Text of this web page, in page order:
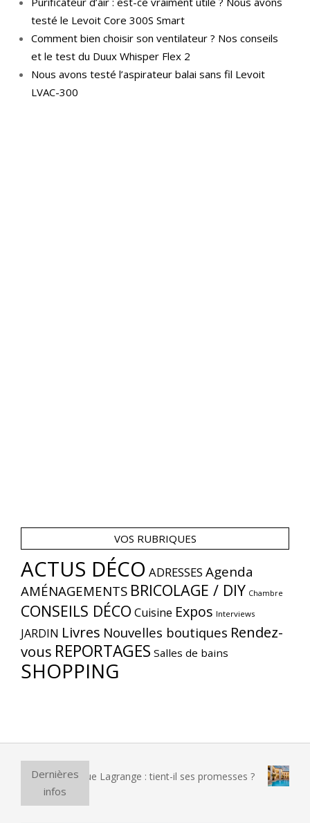
testé le Levoit Core 300S Smart
Comment bien choisir son ventilateur ? Nos conseils
et le test du Duux Whisper Flex 2
Nous avons testé l’aspirateur balai sans fil Levoit
LVAC-300
VOS RUBRIQUES
ACTUS DÉCO ADRESSES Agenda
AMÉNAGEMENTS BRICOLAGE / DIY Chambre
CONSEILS DÉCO Cuisine Expos Interviews
JARDIN Livres Nouvelles boutiques Rendez-
vous REPORTAGES Salles de bains
SHOPPING
Dernières
infos
Lagrange : tient-il ses promesses ? Et si vous